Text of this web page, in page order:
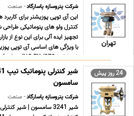
تهران
شرکت پتروسازه پاسارگاد- صنعت
این آی توپی پوزیشنر برای
تجهیز ایده آلی برای این نوع از
ضد انفجارExplosion (NO EX (372 ... ...
24 روز پیش
سامسون
شرکت پتروسازه پاسارگاد- صنعت
شیر 3241 سامسون | شیر